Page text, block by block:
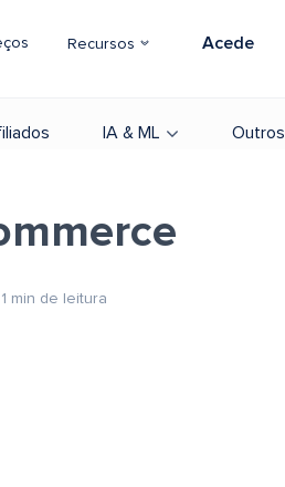
Recursos Acede
IA & ML Outros
min de leitura